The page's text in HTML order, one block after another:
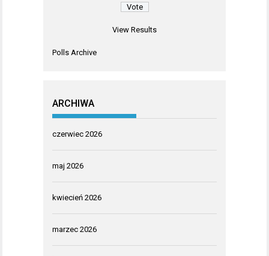
View Results
Polls Archive
ARCHIWA
czerwiec 2026
maj 2026
kwiecień 2026
marzec 2026